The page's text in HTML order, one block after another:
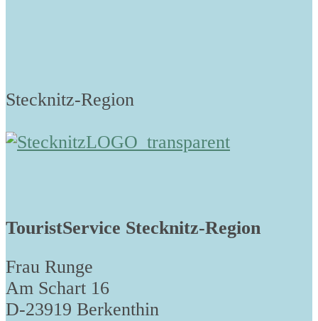
Stecknitz-Region
TouristService Stecknitz-Region
Frau Runge
Am Schart 16
D-23919 Berkenthin